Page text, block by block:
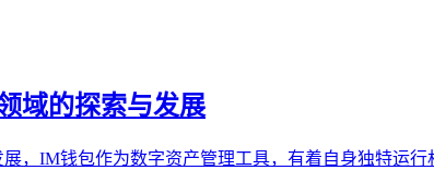
域的探索与发展
，IM钱包作为数字资产管理工具，有着自身独特运